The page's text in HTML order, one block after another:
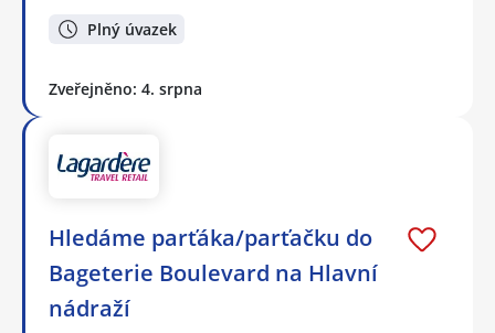
Plný úvazek
Zveřejněno: 4. srpna
Hledáme parťáka/parťačku do
Bageterie Boulevard na Hlavní
nádraží